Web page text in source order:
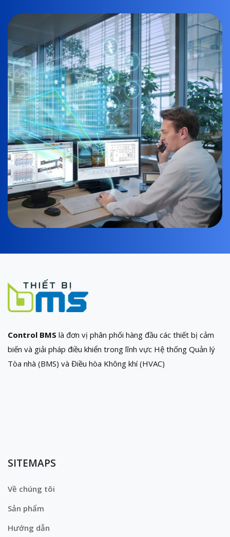
Control BMS là đơn vị phân phối hàng đầu các thiết bị cảm
biến và giải pháp điều khiển trong lĩnh vực Hệ thống Quản lý
Tòa nhà (BMS) và Điều hòa Không khí (HVAC)
SITEMAPS
Về chúng tôi
Sản phẩm
Hướng dẫn